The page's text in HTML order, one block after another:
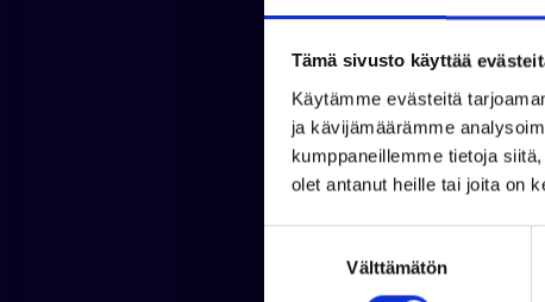
Tämä sivusto käyttää
Käytämme evästeitä
ja kävijämäärämme
kumppaneillemme tietoja
olet antanut heille tai joita on
Välttämätön